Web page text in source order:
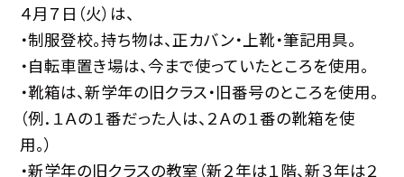
４月７日（火）は、
・制服登校。持ち物は、正カバン・上靴・筆記用具。
・自転車置き場は、今まで使っていたところを使用。
・靴箱は、新学年の旧クラス・旧番号のところを使用。
（例．１Ａの１番だった人は、２Ａの１番の靴箱を使
用。）
・新学年の旧クラスの教室（新２年は１階、新３年は２